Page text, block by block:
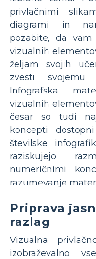
privlačnimi
diagrami in
pozabite, da
vizualnih
željam svojih
zvesti svojemu
Infografska
vizualnih
česar so tudi
koncepti
številske
raziskujejo
numeričnimi
razumevanje
Priprava
razlag
Vizualna
izobraževalno